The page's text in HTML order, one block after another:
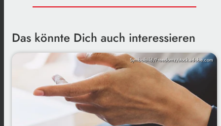
Das könnte Dich auch interessieren
Symbolbild/Freedomz/stock.adobe.com